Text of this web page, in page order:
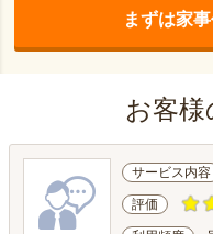
まずは家
お客様
サービス内容
評価